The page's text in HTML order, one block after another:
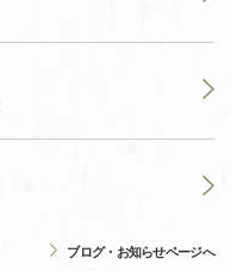
ブログ・お知らせページへ